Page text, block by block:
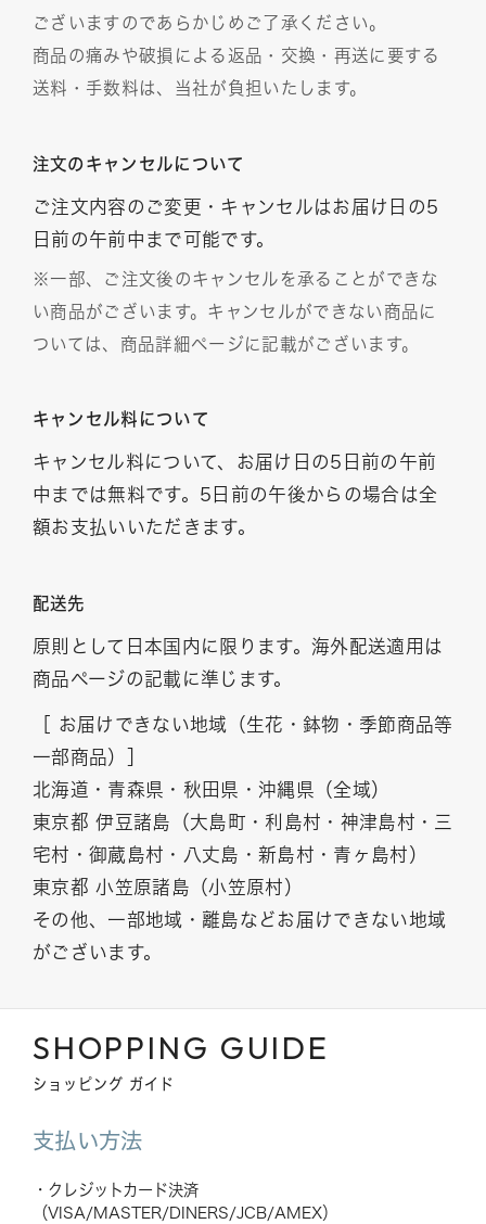
ございますのであらかじめご了承ください。
商品の痛みや破損による返品・交換・再送に要する
送料・手数料は、当社が負担いたします。
注文のキャンセルについて
ご注文内容のご変更・キャンセルはお届け日の5
日前の午前中まで可能です。
※一部、ご注文後のキャンセルを承ることができな
い商品がございます。キャンセルができない商品に
ついては、商品詳細ページに記載がございます。
キャンセル料について
キャンセル料について、お届け日の5日前の午前
中までは無料です。5日前の午後からの場合は全
額お支払いいただきます。
配送先
原則として日本国内に限ります。海外配送適用は
商品ページの記載に準じます。
［ お届けできない地域（生花・鉢物・季節商品等
一部商品）］
北海道・青森県・秋田県・沖縄県（全域）
東京都 伊豆諸島（大島町・利島村・神津島村・三
宅村・御蔵島村・八丈島・新島村・青ヶ島村）
東京都 小笠原諸島（小笠原村）
その他、一部地域・離島などお届けできない地域
がございます。
SHOPPING GUIDE
ショッピング ガイド
支払い方法
・クレジットカード決済
（VISA/MASTER/DINERS/JCB/AMEX）